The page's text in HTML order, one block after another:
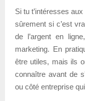
Si tu t’intéresses
sûrement si c’est
de l’argent en
marketing. En
être utiles, mais ils
connaître avant de
ou côté entreprise